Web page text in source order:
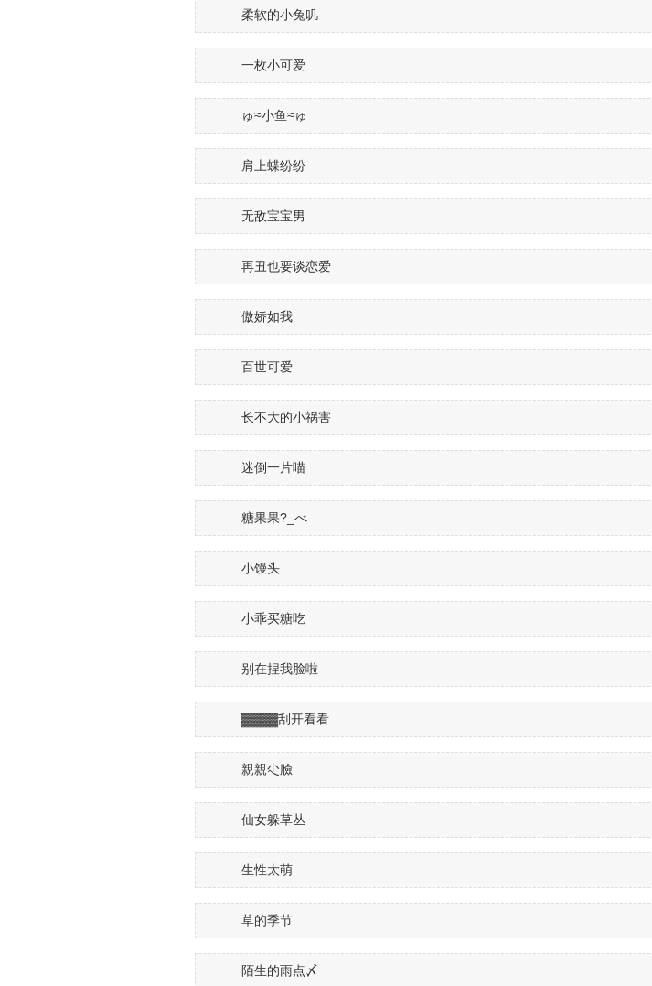
柔软的小兔叽
一枚小可爱
ゅ≈小鱼≈ゅ
肩上蝶纷纷
无敌宝宝男
再丑也要谈恋爱
傲娇如我
百世可爱
长不大的小祸害
迷倒一片喵
糖果果?_べ
小馒头
小乖买糖吃
别在捏我脸啦
▓▓▓▓刮开看看
親親尐臉
仙女躲草丛
生性太萌
草的季节
陌生的雨点〆